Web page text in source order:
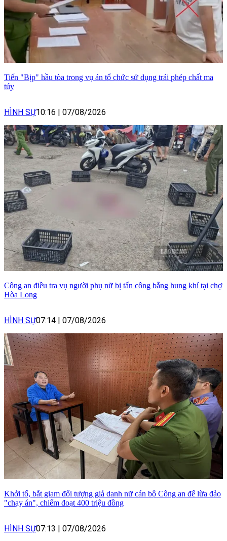
Tiến "Bịp" hầu tòa trong vụ án tổ chức sử dụng trái phép chất ma
túy
HÌNH SỰ10:16 07/08/2026
Công an điều tra vụ người phụ nữ bị tấn công bằng hung khí tại chợ
Hòa Long
HÌNH SỰ07:14 07/08/2026
Khởi tố, bắt giam đối tượng giả danh nữ cán bộ Công an để lừa đảo
"chạy án", chiếm đoạt 400 triệu đồng
HÌNH SỰ07:13 07/08/2026